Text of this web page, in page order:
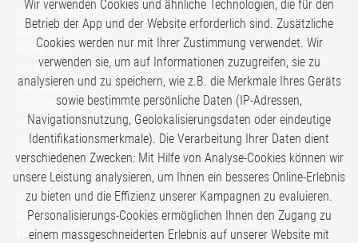
Gourmet-Momente
Luxus Familienurlaub
Honeymoon
Hot & New
Hüttenzauber
Luxus Kreuzfahrten
Lifestyle
Once in a Lifetime
Romance
Safari-Erlebnisse
Simply the Best
Six Senses
Villen
Wir verwenden Cookies und ähnliche Technologien, die für den
Betrieb der App und der Website erforderlich sind. Zusätzliche
Cookies werden nur mit Ihrer Zustimmung verwendet. Wir
verwenden sie, um auf Informationen zuzugreifen, sie zu
analysieren und zu speichern, wie z.B. die Merkmale Ihres Geräts
sowie bestimmte persönliche Daten (IP-Adressen,
Navigationsnutzung, Geolokalisierungsdaten oder eindeutige
Identifikationsmerkmale). Die Verarbeitung Ihrer Daten dient
verschiedenen Zwecken: Mit Hilfe von Analyse-Cookies können wir
unsere Leistung analysieren, um Ihnen ein besseres Online-Erlebnis
zu bieten und die Effizienz unserer Kampagnen zu evaluieren.
Personalisierungs-Cookies ermöglichen Ihnen den Zugang zu
einem massgeschneiderten Erlebnis auf unserer Website mit